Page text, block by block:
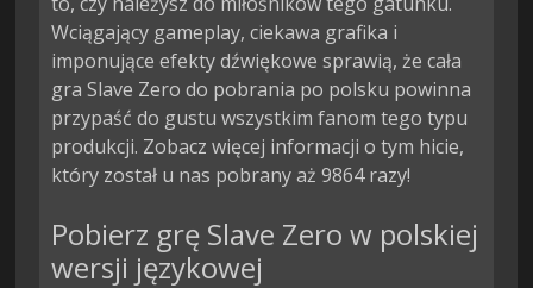
Wciągający gameplay, ciekawa grafika i
imponujące efekty dźwiękowe sprawią, że cała
gra Slave Zero do pobrania po polsku powinna
przypaść do gustu wszystkim fanom tego typu
produkcji. Zobacz więcej informacji o tym hicie,
który został u nas pobrany aż 9864 razy!
Pobierz grę Slave Zero w polskiej
wersji językowej